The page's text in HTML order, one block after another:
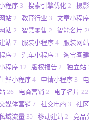
程序 3 搜索引擎优化2 摄影
站2 教育行业 3 文章小程序
站2 智慧零售 2 智能名片
站7 服装小程序4 服装网站
序2 汽车小程序 3 淘宝客
程序 12 版权报告2 独立站
生鲜小程序4 申请小程序 3
26 电商营销 2 电子名片 22
媒体营销 7 社交电商 3 社
域流量 30 移动建站2 竞品